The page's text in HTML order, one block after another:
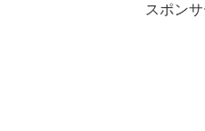
スポン